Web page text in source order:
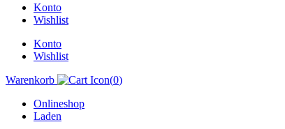
Skip
Konto
Wishlist
Konto
Wishlist
Warenkorb
(0)
Onlineshop
Laden